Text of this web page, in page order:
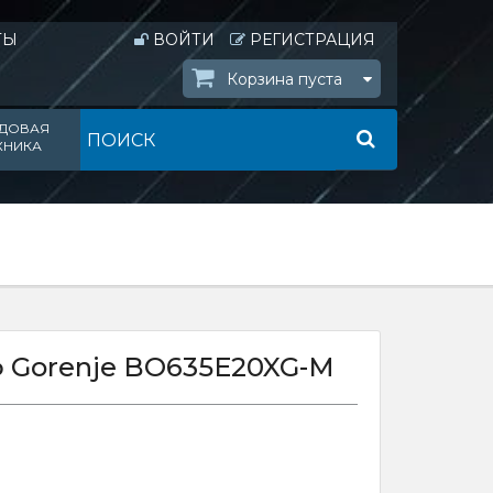
ВОЙТИ
РЕГИСТРАЦИЯ
Корзина пуста
BO635E20XG-M